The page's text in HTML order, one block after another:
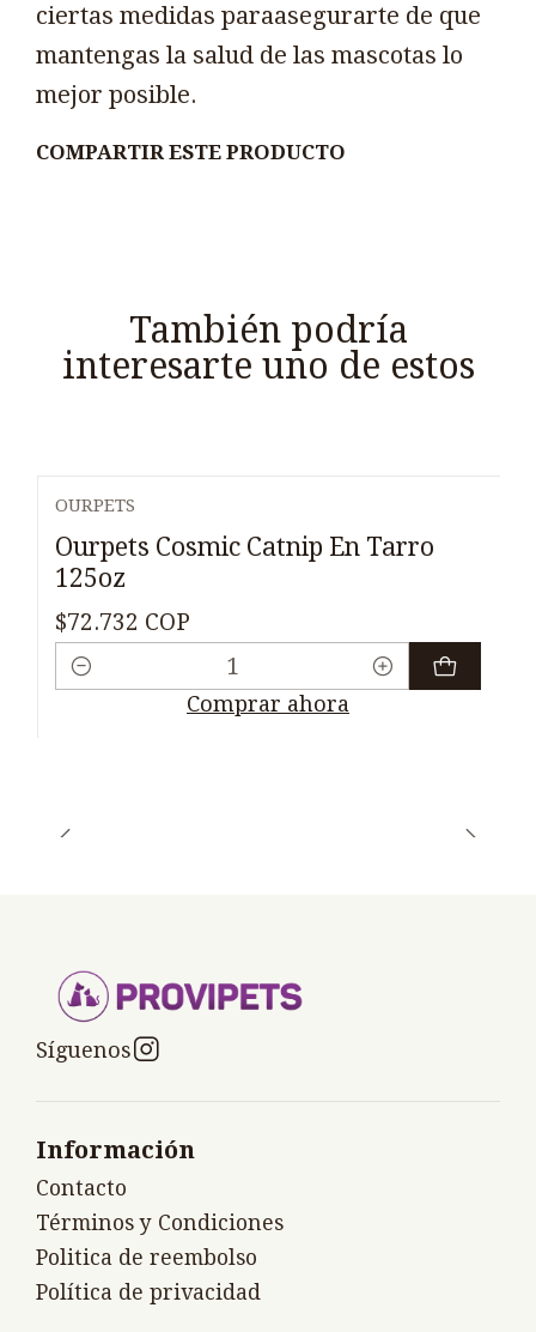
ciertas medidas paraasegurarte de que
mantengas la salud de las mascotas lo
mejor posible.
COMPARTIR ESTE PRODUCTO
También podría
interesarte uno de estos
OURPETS
Ourpets Cosmic Catnip En Tarro
125oz
$72.732 COP
Cantidad
Comprar ahora
Síguenos
Información
Contacto
Términos y Condiciones
Politica de reembolso
Política de privacidad